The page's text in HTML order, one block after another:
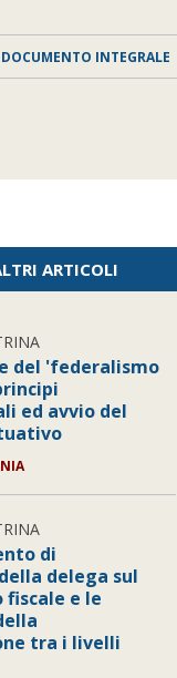
INTEGRALE
ARTICOLI
del 'federalismo
ed avvio del
di
delega sul
e le
tra i livelli